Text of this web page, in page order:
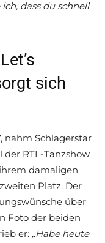
dass du schnell
sich
nahm Schlagerstar
RTL-Tanzshow
damaligen
Platz. Der
über
Foto der beiden
er: „Habe heute